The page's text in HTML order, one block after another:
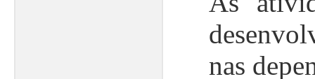
nas